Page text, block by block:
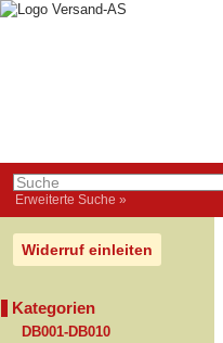
Erweiterte Suche »
Widerruf einleiten
Kategorien
DB001-DB010